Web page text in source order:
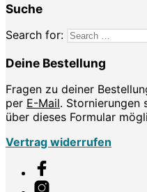
Suche
Search for:
Deine Bestellung
Fragen zu deiner
per E-Mail. Stornierungen
über dieses Formular
Vertrag widerrufen